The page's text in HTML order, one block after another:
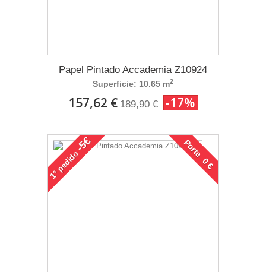
Papel Pintado Accademia Z10924
Superficie: 10.65 m2
157,62 € 189,90 € -17%
1°
pedido
-5€ Porte 0 €